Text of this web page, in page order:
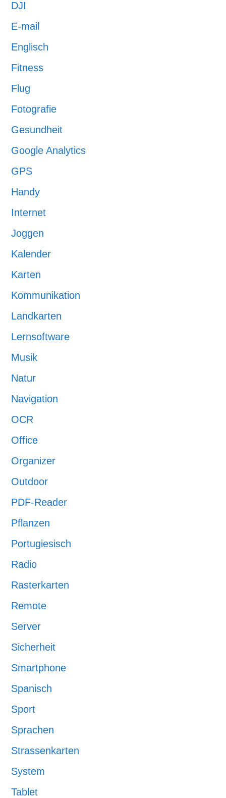
DJI
E-mail
Englisch
Fitness
Flug
Fotografie
Gesundheit
Google Analytics
GPS
Handy
Internet
Joggen
Kalender
Karten
Kommunikation
Landkarten
Lernsoftware
Musik
Natur
Navigation
OCR
Office
Organizer
Outdoor
PDF-Reader
Pflanzen
Portugiesisch
Radio
Rasterkarten
Remote
Server
Sicherheit
Smartphone
Spanisch
Sport
Sprachen
Strassenkarten
System
Tablet